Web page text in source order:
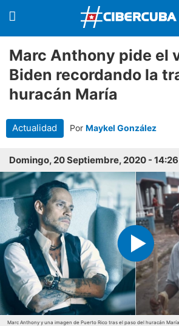
Marc Anthony pide el
Biden recordando la
huracán María
Actualidad Por Maykel González
Domingo, 20 Septiembre, 2020 - 14:26
Marc Anthony y una imagen de Puerto Rico tras el paso del huracán María